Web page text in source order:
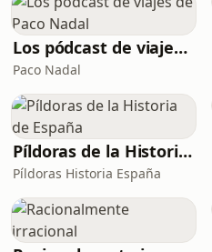
Los pódcast de viajes de Paco Nadal
Paco Nadal
Píldoras de la Historia de España
Píldoras Historia España